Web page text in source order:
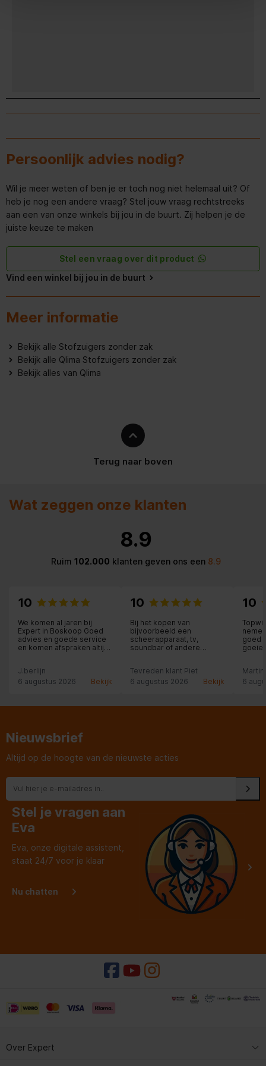
Stroombron AC
Aantal wielen
Draaghandvat
Energie
Persoonlijk advies nodig?
Wil je meer weten of ben je er toch nog niet helemaal uit? Of
heb je nog een andere vraag? Stel jouw vraag rechtstreeks
aan een van onze winkels bij jou in de buurt. Zij helpen je de
juiste keuze te maken
Stel een vraag over dit product
Vind een winkel bij jou in de buurt
Meer informatie
Bekijk alle Stofzuigers zonder zak
Bekijk alle Qlima Stofzuigers zonder zak
Bekijk alles van Qlima
Terug naar boven
Wat zeggen onze klanten
8.9
Ruim 102.000 klanten geven ons een8.9
10
We komen al jaren bij
Expert in Boskoop Goed
advies en goede service
en komen afspraken altijd
J.berlijn
6 augustus 2026
Bekijk
10
Bij het kopen van
bijvoorbeeld een
scheerapparaat, tv,
soundbar of andere
het juiste adres. Zeer
kundige medewerkers,
nagekomen en de
Tevreden klant Piet
6 augustus 2026
Bekijk
10
goed
goeie
Martin
6
Nieuwsbrief
Altijd op de hoogte van de nieuwste acties
Stel je vragen aan
Eva
Eva, onze digitale assistent,
staat 24/7 voor je klaar
Nu chatten
Over Expert